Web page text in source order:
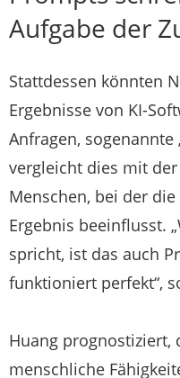
Aufgabe der
Stattdessen könnten
Ergebnisse von KI-
Anfragen, sogenannte
vergleicht dies mit
Menschen, bei der
Ergebnis beeinflusst.
spricht, ist das auch
funktioniert perfekt“,
Huang prognostiziert,
menschliche